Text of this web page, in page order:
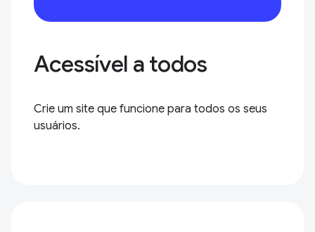
Acessível a todos
Crie um site que funcione para todos os seus
usuários.